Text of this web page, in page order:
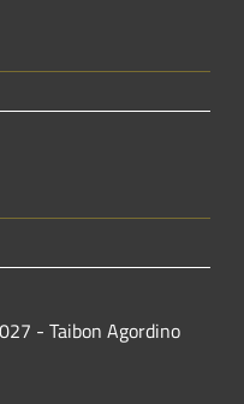
- Taibon Agordino